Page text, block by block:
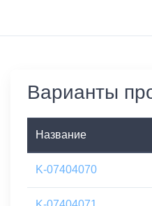
Варианты
Название
K-07404070